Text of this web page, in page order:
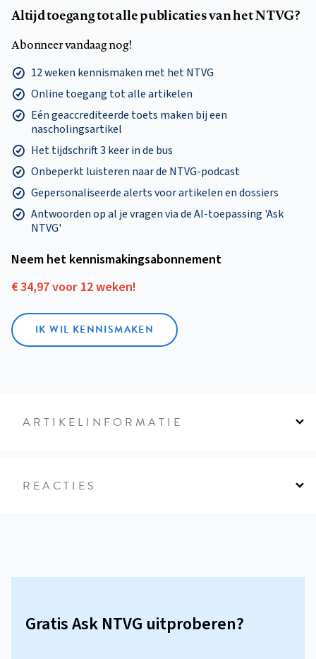
Altijd toegang tot alle publicaties van het NTVG?
Abonneer vandaag nog!
12 weken kennismaken met het NTVG
Online toegang tot alle artikelen
Eén geaccrediteerde toets maken bij een
nascholingsartikel
Het tijdschrift 3 keer in de bus
Onbeperkt luisteren naar de NTVG-podcast
Gepersonaliseerde alerts voor artikelen en dossiers
Antwoorden op al je vragen via de AI-toepassing 'Ask
NTVG'
Neem het kennismakings­abonnement
€ 34,97 voor 12 weken!
IK WIL KENNISMAKEN
ARTIKELINFORMATIE
REACTIES
Gratis Ask NTVG uitproberen?